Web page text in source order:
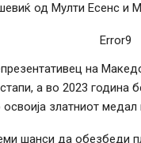
од Мулти Есенс и
Error9
на
а во 2023
освоија златниот
шанси да обезбеди